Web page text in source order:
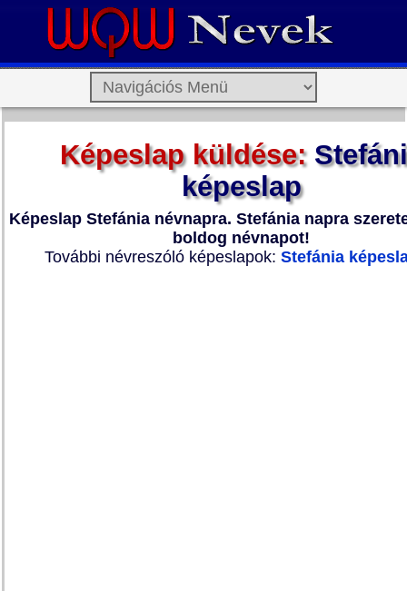
Képeslap küldése:
képeslap
Képeslap Stefánia névnapra. Stefánia napra
boldog névnapot!
További névreszóló képeslapok:Stefánia